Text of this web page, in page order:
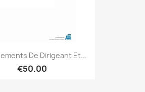
De Dirigeant Et...
€50.00